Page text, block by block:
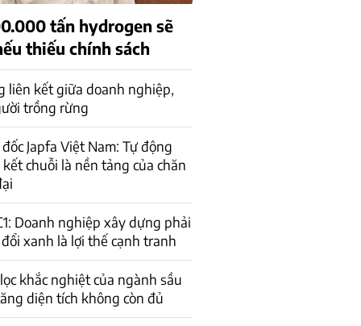
tấn hydrogen sẽ
thiếu chính sách
liên kết giữa doanh nghiệp,
trồng rừng
Japfa Việt Nam: Tự động
chuỗi là nền tảng của chăn
Doanh nghiệp xây dựng phải
xanh là lợi thế cạnh tranh
khắc nghiệt của ngành sầu
diện tích không còn đủ